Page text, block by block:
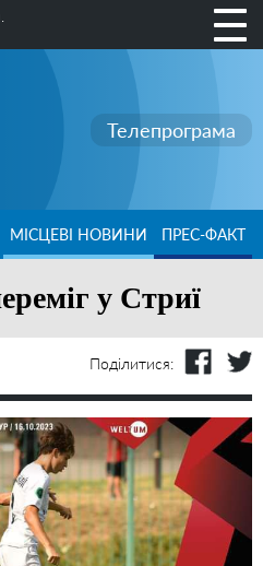
Телепрограма
МІСЦЕВІ НОВИНИ ПРЕС-ФАКТ
у Стриї
Поділитися: